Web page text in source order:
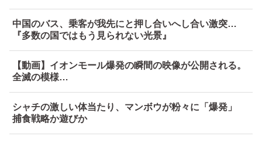
中国のバス、乗客が我先にと押し合いへし合い激突…
『多数の国ではもう見られない光景』
【動画】イオンモール爆発の瞬間の映像が公開される。
全滅の模様…
シャチの激しい体当たり、マンボウが粉々に「爆発」
捕食戦略か遊びか